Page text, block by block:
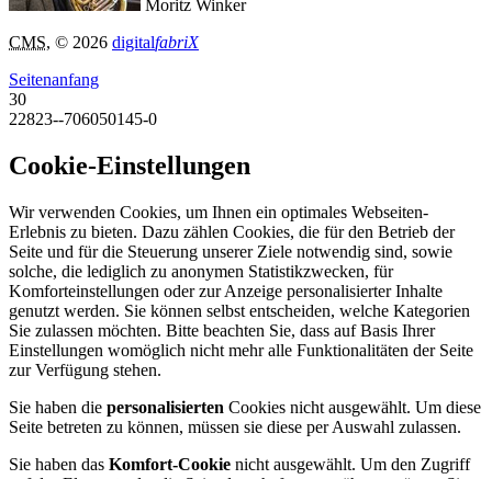
Moritz Winker
CMS, © 2026 digitalfabriX
Seitenanfang
30
22823--706050145-0
Cookie-Einstellungen
Wir verwenden Cookies, um Ihnen ein optimales Webseiten-
Erlebnis zu bieten. Dazu zählen Cookies, die für den Betrieb der
Seite und für die Steuerung unserer Ziele notwendig sind, sowie
solche, die lediglich zu anonymen Statistikzwecken, für
Komforteinstellungen oder zur Anzeige personalisierter Inhalte
genutzt werden. Sie können selbst entscheiden, welche Kategorien
Sie zulassen möchten. Bitte beachten Sie, dass auf Basis Ihrer
Einstellungen womöglich nicht mehr alle Funktionalitäten der Seite
zur Verfügung stehen.
Sie haben die personalisierten Cookies nicht ausgewählt. Um diese
Seite betreten zu können, müssen sie diese per Auswahl zulassen.
Sie haben das Komfort-Cookie nicht ausgewählt. Um den Zugriff